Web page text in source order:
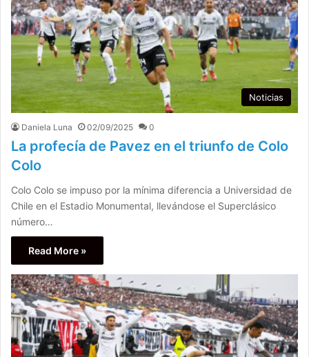
Noticias
Daniela Luna 02/09/2025 0
La profecía de Pavez en el triunfo de Colo
Colo
Colo Colo se impuso por la mínima diferencia a Universidad de
Chile en el Estadio Monumental, llevándose el Superclásico
número…
Read More »